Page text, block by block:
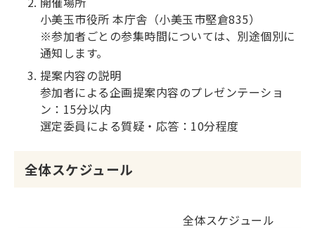
小美玉市役所 本庁舎（小美玉市堅倉835）
※参加者ごとの参集時間については、別途個別に
通知します。
提案内容の説明
参加者による企画提案内容のプレゼンテーショ
ン：15分以内
選定委員による質疑・応答：10分程度
全体スケジュール
全体スケジュール